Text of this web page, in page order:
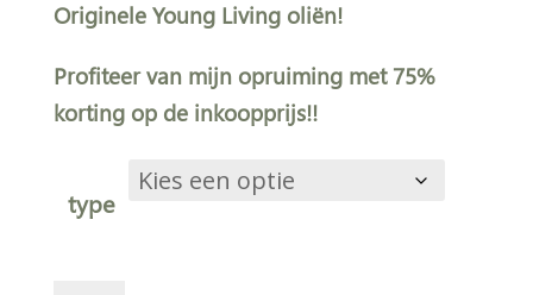
tot
Originele Young Living oliën!
Profiteer van mijn opruiming met 75%
korting op de inkoopprijs!!
type